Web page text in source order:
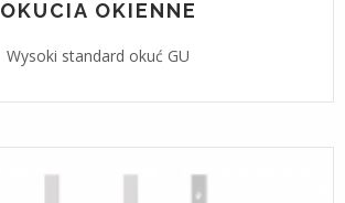
OKUCIA OKIENNE
Wysoki standard okuć GU